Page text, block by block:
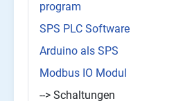
program
SPS PLC Software
Arduino als SPS
Modbus IO Modul
--> Schaltungen